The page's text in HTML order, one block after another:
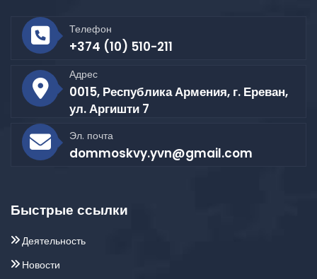
Телефон
+374 (10) 510-211
Адрес
0015, Республика Армения, г. Ереван,
ул. Аргишти 7
Эл. почта
dommoskvy.yvn@gmail.com
Быстрые ссылки
Деятельность
Новости